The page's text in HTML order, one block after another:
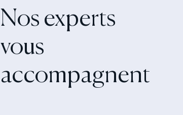
Nos experts
vous
accompagnent‍